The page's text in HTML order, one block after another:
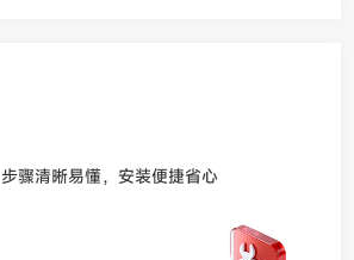
骤清晰易懂，安装便捷省心